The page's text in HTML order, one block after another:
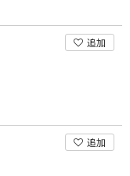
追加
追加